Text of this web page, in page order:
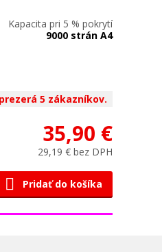
Kapacita pri 5 % pokrytí
9000 strán A4
5 zákazníkov.
35,90 €
29,19 € bez DPH
Pridať do košíka